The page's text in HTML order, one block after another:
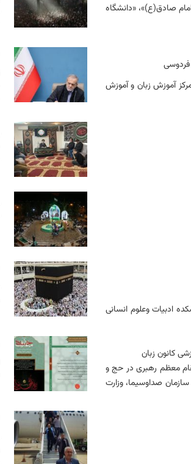
صادق(ع)»، «دانشگاه
فردوسی
آموزش زبان و آموزش
ادبیات وعلوم انسانی
کانون زبان
معظم رهبری در حج و
صداوسیما، وزارت